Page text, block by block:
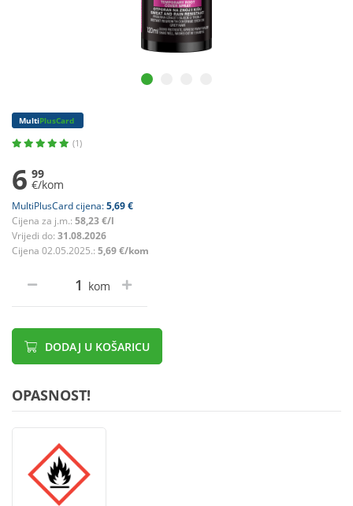
MultiPlusCard
(1)
6 99
€/kom
MultiPlusCard cijena:5,69 €
Cijena za j.m.: 58,23 €/l
Vrijedi do: 31.08.2026
Cijena 02.05.2025.: 5,69 €/kom
kom
DODAJ U KOŠARICU
OPASNOST!